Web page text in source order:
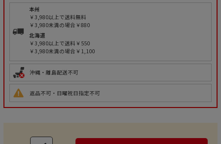
本州
￥3,980以上で送料無料
￥3,980未満の場合￥880
北海道
￥3,980以上で送料￥550
￥3,980未満の場合￥1,100
沖縄・離島配送不可
返品不可・日曜祝日指定不可